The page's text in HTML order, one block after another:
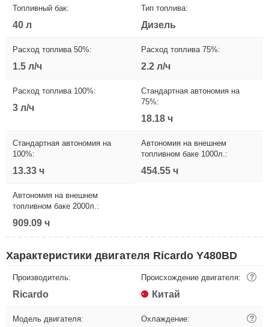
Топливный бак:
40 л
Тип топлива:
Дизель
Расход топлива 50%:
1.5 л/ч
Расход топлива 75%:
2.2 л/ч
Расход топлива 100%:
3 л/ч
Стандартная автономия на
75%:
18.18 ч
Стандартная автономия на
100%:
13.33 ч
Автономия на внешнем
топливном баке 1000л.:
454.55 ч
Автономия на внешнем
топливном баке 2000л.:
909.09 ч
Характеристики двигателя Ricardo Y480BD
Производитель:
Ricardo
Происхождение двигателя: ?
Китай
Модель двигателя: Охлаждение: ?